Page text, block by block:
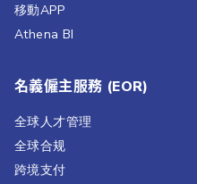
移動APP
Athena BI
名義僱主服務 (EOR)
全球人才管理
全球合规
跨境支付